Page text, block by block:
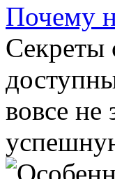
Почему
Секреты
вовсе